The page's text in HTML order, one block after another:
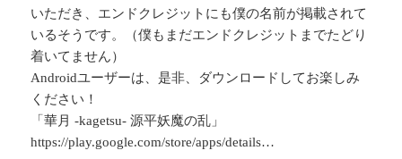
いただき、エンドクレジットにも僕の名前が掲載されて
いるそうです。（僕もまだエンドクレジットまでたどり
着いてません）
Androidユーザーは、是非、ダウンロードしてお楽しみ
ください！
「華月 -kagetsu- 源平妖魔の乱」
https://play.google.com/store/apps/details…